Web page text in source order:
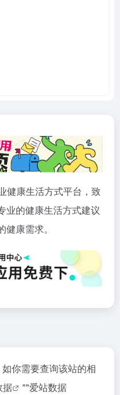
健康生活方式平台，致
业的健康生活方式建议
康需求。
你需要查询该站的相
据 ""爱站数据